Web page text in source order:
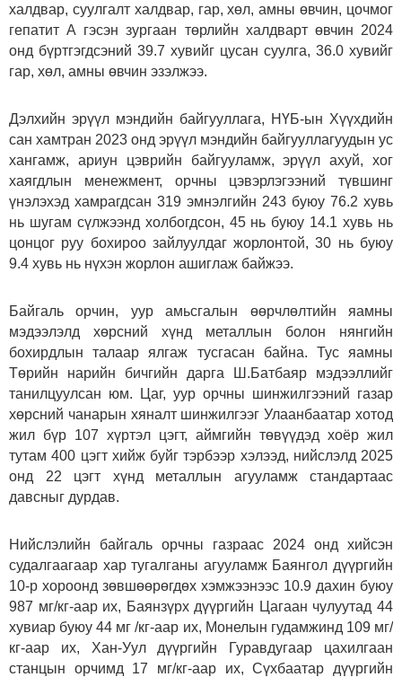
халдвар, суулгалт халдвар, гар, хөл, амны өвчин, цочмог
гепатит А гэсэн зургаан төрлийн халдварт өвчин 2024
онд бүртгэгдсэний 39.7 хувийг цусан суулга, 36.0 хувийг
гар, хөл, амны өвчин эзэлжээ.
Дэлхийн эрүүл мэндийн байгууллага, НҮБ-ын Хүүхдийн
сан хамтран 2023 онд эрүүл мэндийн байгууллагуудын ус
хангамж, ариун цэврийн байгууламж, эрүүл ахуй, хог
хаягдлын менежмент, орчны цэвэрлэгээний түвшинг
үнэлэхэд хамрагдсан 319 эмнэлгийн 243 буюу 76.2 хувь
нь шугам сүлжээнд холбогдсон, 45 нь буюу 14.1 хувь нь
цонцог руу бохироо зайлуулдаг жорлонтой, 30 нь буюу
9.4 хувь нь нүхэн жорлон ашиглаж байжээ.
Байгаль орчин, уур амьсгалын өөрчлөлтийн яамны
мэдээлэлд хөрсний хүнд металлын болон нянгийн
бохирдлын талаар ялгаж тусгасан байна. Тус яамны
Төрийн нарийн бичгийн дарга Ш.Батбаяр мэдээллийг
танилцуулсан юм. Цаг, уур орчны шинжилгээний газар
хөрсний чанарын хяналт шинжилгээг Улаанбаатар хотод
жил бүр 107 хүртэл цэгт, аймгийн төвүүдэд хоёр жил
тутам 400 цэгт хийж буйг тэрбээр хэлээд, нийслэлд 2025
онд 22 цэгт хүнд металлын агууламж стандартаас
давсныг дурдав.
Нийслэлийн байгаль орчны газраас 2024 онд хийсэн
судалгаагаар хар тугалганы агууламж Баянгол дүүргийн
10-р хороонд зөвшөөрөгдөх хэмжээнээс 10.9 дахин буюу
987 мг/кг-аар их, Баянзүрх дүүргийн Цагаан чулуутад 44
хувиар буюу 44 мг /кг-аар их, Монелын гудамжинд 109 мг/
кг-аар их, Хан-Уул дүүргийн Гуравдугаар цахилгаан
станцын орчимд 17 мг/кг-аар их, Сүхбаатар дүүргийн